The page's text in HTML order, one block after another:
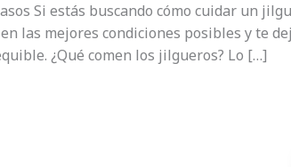
Si estás buscando cómo cuidar un
las mejores condiciones posibles y te
¿Qué comen los jilgueros? Lo […]